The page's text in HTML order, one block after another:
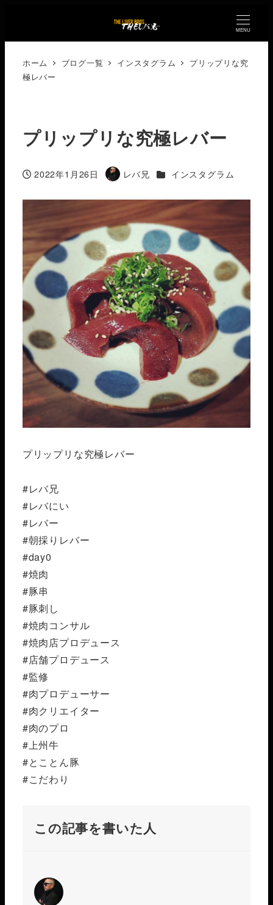
MENU
ホーム ブログ一覧 インスタグラム
プリップリな究
極レバー
プリップリな究極レバー
投稿日
2022年1月26日
著
レバ兄 カテゴリー
インスタグラム
プリップリな究極レバー
#レバ兄
#レバにい
#レバー
#朝採りレバー
#day0
#焼肉
#豚串
#豚刺し
#焼肉コンサル
#焼肉店プロデュース
#店舗プロデュース
#監修
#肉プロデューサー
#肉クリエイター
#肉のプロ
#上州牛
#とことん豚
#こだわり
この記事を書いた人